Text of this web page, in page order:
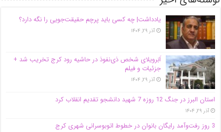
یادداشت| ‌چه کسی باید پرچم حقیقت‌جویی را نگه دارد؟
آذر ۲۹, ۱۴۰۴
اَبَر‌ویلای شخص ذی‌نفوذ در حاشیه‌ رود کرج تخریب شد +
جزئیات و فیلم
آذر ۲۹, ۱۴۰۴
استان البرز در جنگ 12 روزه 7 شهید دانشجو تقدیم انقلاب کرد
آذر ۲۹, ۱۴۰۴
3 روز رفت‌وآمد رایگان بانوان در خطوط اتوبوسرانی شهری کرج